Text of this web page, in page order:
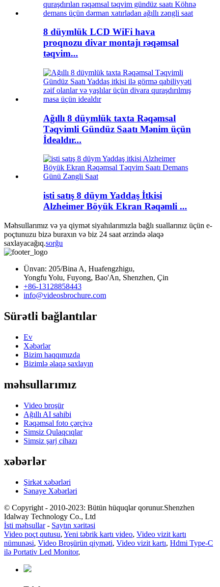
8 düymlük LCD WiFi hava
proqnozu divar montajı rəqəmsal
təqvim...
Ağıllı 8 düymlük taxta Rəqəmsal
Təqvimli Gündüz Saatı Mənim üçün
İdealdır...
isti satış 8 düym Yaddaş İtkisi
Alzheimer Böyük Ekran Rəqəmli ...
Məhsullarımız və ya qiymət siyahılarımızla bağlı suallarınız üçün e-
poçtunuzu bizə buraxın və biz 24 saat ərzində əlaqə
saxlayacağıq.sorğu
Ünvan: 205/Bina A, Huafengzhigu,
Yongfu Yolu, Fuyong, Bao'An, Shenzhen, Çin
+86-13128858443
info@videosbrochure.com
Sürətli bağlantılar
Ev
Xəbərlər
Bizim haqqımızda
Bizimlə əlaqə saxlayın
məhsullarımız
Video broşür
Ağıllı AI sahibi
Rəqəmsal foto çərçivə
Simsiz Qulaqcıqlar
Simsiz şarj cihazı
xəbərlər
Şirkət xəbərləri
Sənaye Xəbərləri
© Copyright - 2010-2023: Bütün hüquqlar qorunur.Shenzhen
Idalway Technology Co., Ltd
İsti məhsullar- Saytın xəritəsi
Video poçt qutusu, Yeni təbrik kartı video, Video vizit kartı
nümunəsi, Video Broşürün qiyməti, Video vizit kartı, Hdmi Type-C
ilə Portativ Led Monitor,